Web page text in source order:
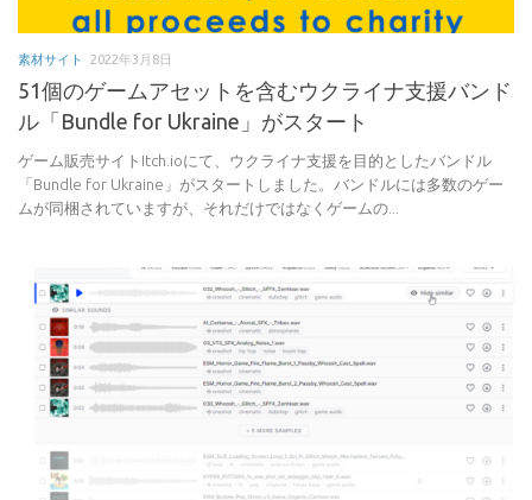
素材サイト 2022年3月8日
51個のゲームアセットを含むウクライナ支援バンド
ル「Bundle for Ukraine」がスタート
ゲーム販売サイトItch.ioにて、ウクライナ支援を目的としたバンドル
「Bundle for Ukraine」がスタートしました。バンドルには多数のゲー
ムが同梱されていますが、それだけではなくゲームの...